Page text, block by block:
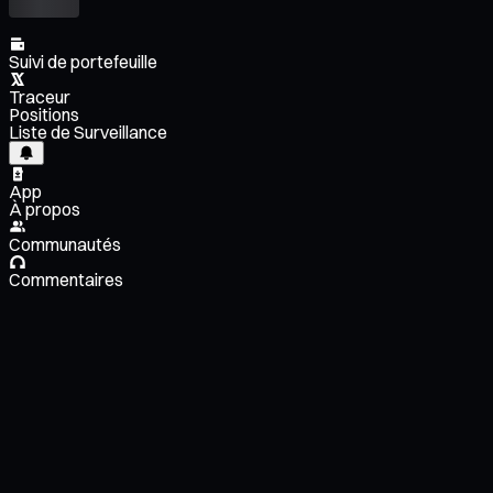
Suivi de portefeuille
Traceur
Positions
Liste de Surveillance
App
À propos
Communautés
Commentaires